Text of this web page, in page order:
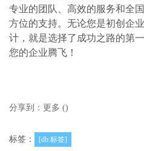
专业的团队、高效的服务和全
方位的支持。无论您是初创企
计，就是选择了成功之路的第
您的企业腾飞！
分享到： 更多 ()
标签： [db:标签]